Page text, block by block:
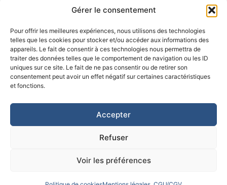
Gérer le consentement
Pour offrir les meilleures expériences, nous utilisons des technologies
telles que les cookies pour stocker et/ou accéder aux informations des
appareils. Le fait de consentir à ces technologies nous permettra de
traiter des données telles que le comportement de navigation ou les ID
uniques sur ce site. Le fait de ne pas consentir ou de retirer son
consentement peut avoir un effet négatif sur certaines caractéristiques
et fonctions.
Accepter
Refuser
Voir les préférences
cabinet pour aborder leurs difficultés dans
LIRE LA SUITECONSULTER
UN
PSYCHOLOGUE
EN
RÉVÈLE
Accueil
Politique de cookies (UE)
© 2026 Christophe Cousi